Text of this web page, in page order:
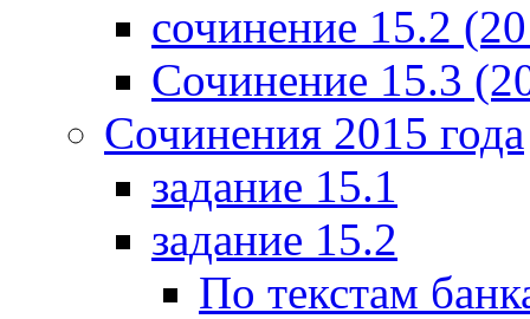
сочинение 15.2
Сочинение 15.3
Сочинения 2015 года
задание 15.1
задание 15.2
По текстам